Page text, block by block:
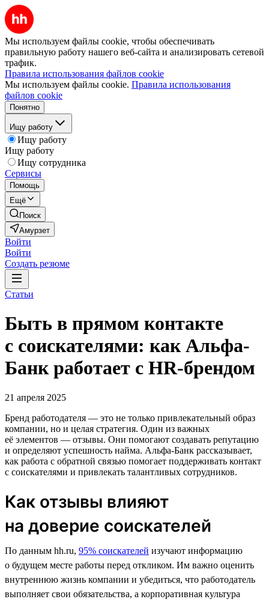
Мы используем файлы cookie, чтобы обеспечивать
правильную работу нашего веб-сайта и анализировать сетевой
трафик.
Правила использования файлов cookie
Мы используем файлы cookie. Правила использования
файлов cookie
Понятно
Ищу работу
Ищу работу
Ищу работу
Ищу сотрудника
Сервисы
Помощь
Ещё
Поиск
Амурзет
Войти
Войти
Создать резюме
Статьи
Быть в прямом контакте
с соискателями: как Альфа-
Банк работает с HR-брендом
21 апреля 2025
Бренд работодателя — это не только привлекательный образ
компании, но и целая стратегия. Один из важных
её элементов — отзывы. Они помогают создавать репутацию
и определяют успешность найма. Альфа-Банк рассказывает,
как работа с обратной связью помогает поддерживать контакт
с соискателями и привлекать талантливых сотрудников.
Как отзывы влияют
на доверие соискателей
По данным hh.ru, 95% соискателей изучают информацию
о будущем месте работы перед откликом. Им важно оценить
внутреннюю жизнь компании и убедиться, что работодатель
выполняет свои обязательства, а корпоративная культура